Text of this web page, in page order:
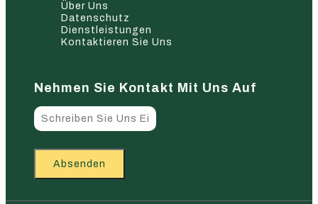
Über Uns
Datenschutz
Dienstleistungen
Kontaktieren Sie Uns
Nehmen Sie Kontakt Mit Uns Auf
Absenden